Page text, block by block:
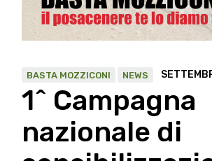
BASTA MOZZICONI NEWS
1^ Campagna
nazionale di